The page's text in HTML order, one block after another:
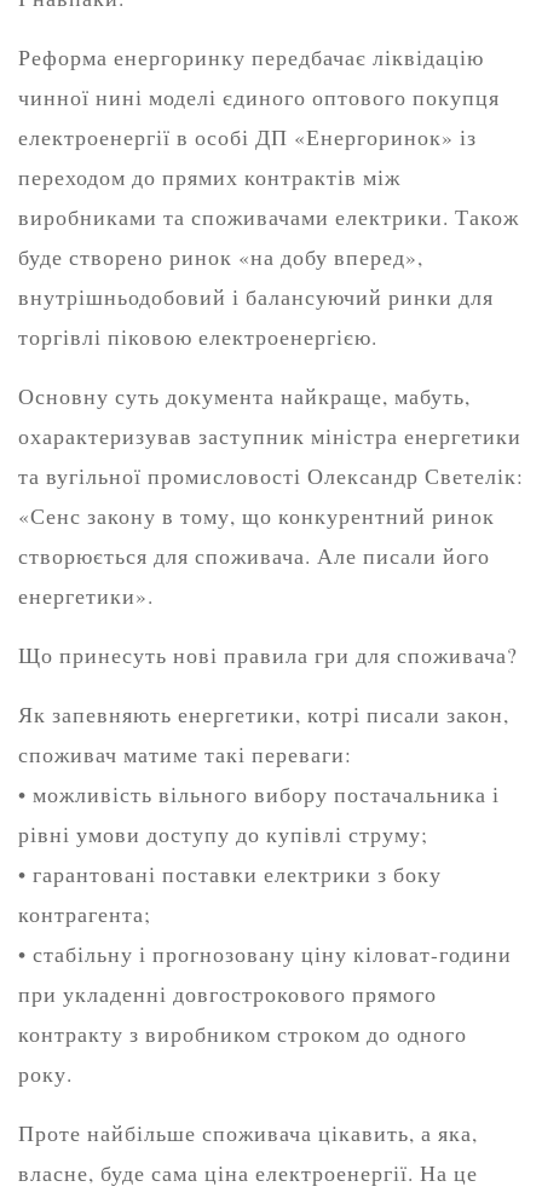
Реформа енергоринку передбачає ліквідацію
чинної нині моделі єдиного оптового покупця
електроенергії в особі ДП «Енергоринок» із
переходом до прямих контрактів між
виробниками та споживачами електрики. Також
буде створено ринок «на добу вперед»,
внутрішньодобовий і балансуючий ринки для
торгівлі піковою електроенергією.
Основну суть документа найкраще, мабуть,
охарактеризував заступник міністра енергетики
та вугільної промисловості Олександр Светелік:
«Сенс закону в тому, що конкурентний ринок
створюється для споживача. Але писали його
енергетики».
Що принесуть нові правила гри для споживача?
Як запевняють енергетики, котрі писали закон,
споживач матиме такі переваги:
• можливість вільного вибору постачальника і
рівні умови доступу до купівлі струму;
• гарантовані поставки електрики з боку
контрагента;
• стабільну і прогнозовану ціну кіловат-години
при укладенні довгострокового прямого
контракту з виробником строком до одного
року.
Проте найбільше споживача цікавить, а яка,
власне, буде сама ціна електроенергії. На це